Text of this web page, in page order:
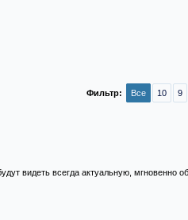
Все 10 9
Фильтр:
видеть всегда актуальную, мгновенно